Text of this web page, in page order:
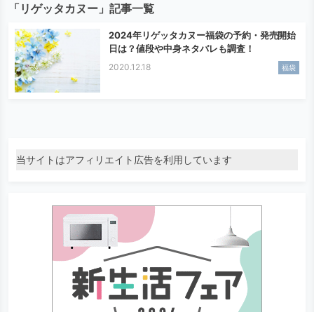
「リゲッタカヌー」記事一覧
2024年リゲッタカヌー福袋の予約・発売開始
日は？値段や中身ネタバレも調査！
2020.12.18 福袋
当サイトはアフィリエイト広告を利用しています